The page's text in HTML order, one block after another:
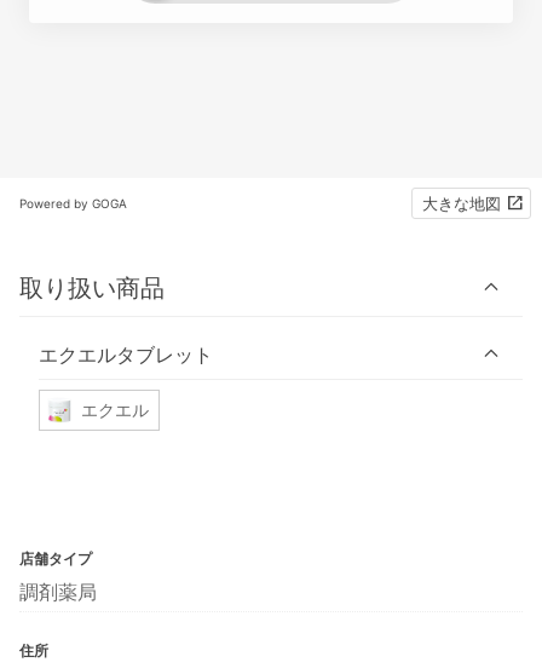
Powered by GOGA 大きな地図
取り扱い商品
エクエルタブレット
エクエル
店舗タイプ
調剤薬局
住所